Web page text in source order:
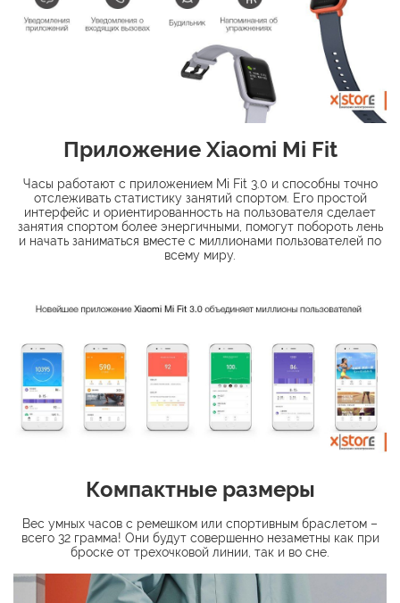
Приложение Xiaomi Mi Fit
Часы работают с приложением Mi Fit 3.0 и способны точно
отслеживать статистику занятий спортом. Его простой
интерфейс и ориентированность на пользователя сделает
занятия спортом более энергичными, помогут побороть лень
и начать заниматься вместе с миллионами пользователей по
всему миру.​
Компактные размеры
Вес умных часов с ремешком или спортивным браслетом –
всего 32 грамма! Они будут совершенно незаметны как при
броске от трехочковой линии, так и во сне.